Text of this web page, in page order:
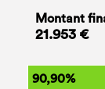
Montant
21.953 €
90,90%